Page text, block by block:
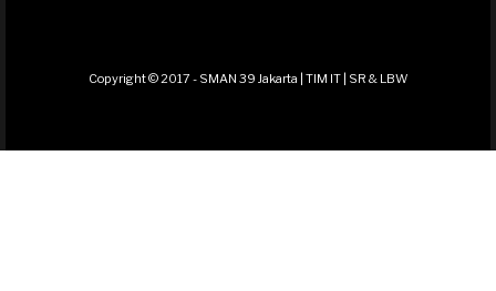
Copyright © 2017 - SMAN 39 Jakarta | TIM IT | SR & LBW